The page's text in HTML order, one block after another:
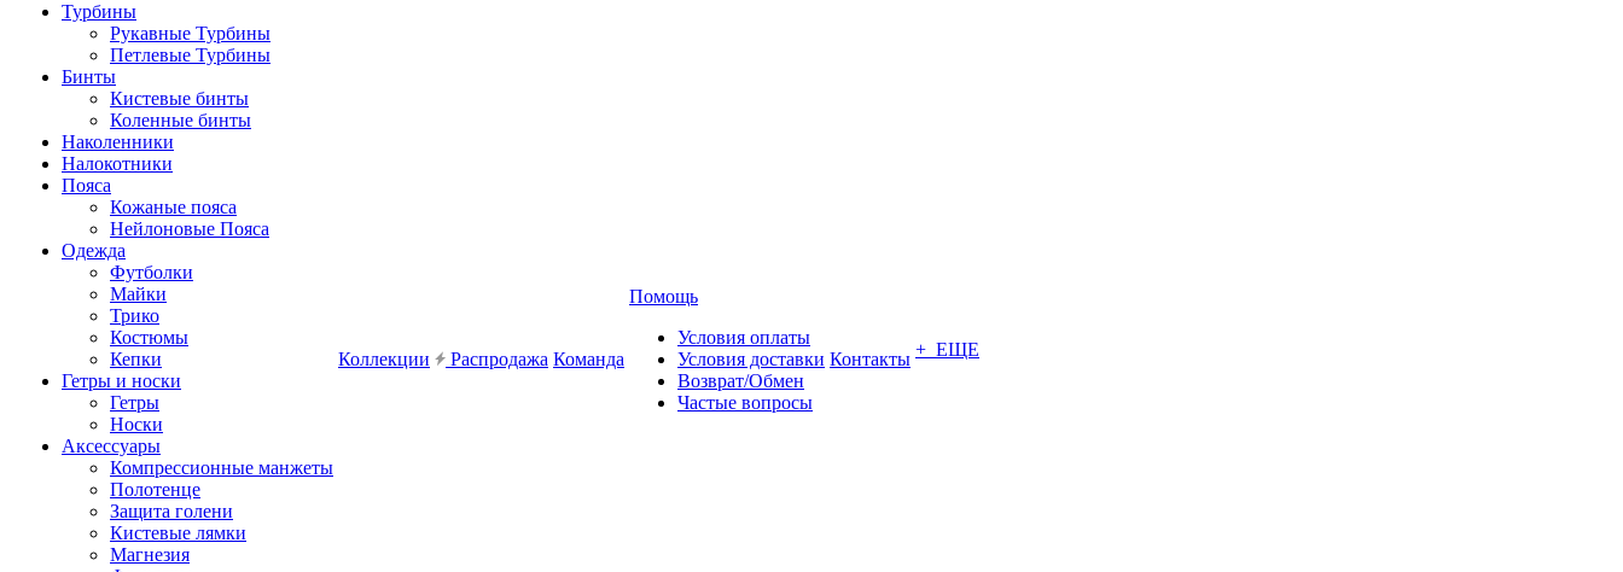
Турбины
Рукавные Турбины
Петлевые Турбины
Бинты
Кистевые бинты
Коленные бинты
Наколенники
Налокотники
Пояса
Кожаные пояса
Нейлоновые Пояса
Одежда
Футболки
Майки
Трико
Костюмы
Кепки
Гетры и носки
Гетры
Носки
Аксессуары
Компрессионные манжеты
Полотенце
Защита голени
Кистевые лямки
Магнезия
Коллекции Распродажа Команда
Помощь
Условия оплаты
Условия доставки
Возврат/Обмен
Частые вопросы
Контакты + ЕЩЕ